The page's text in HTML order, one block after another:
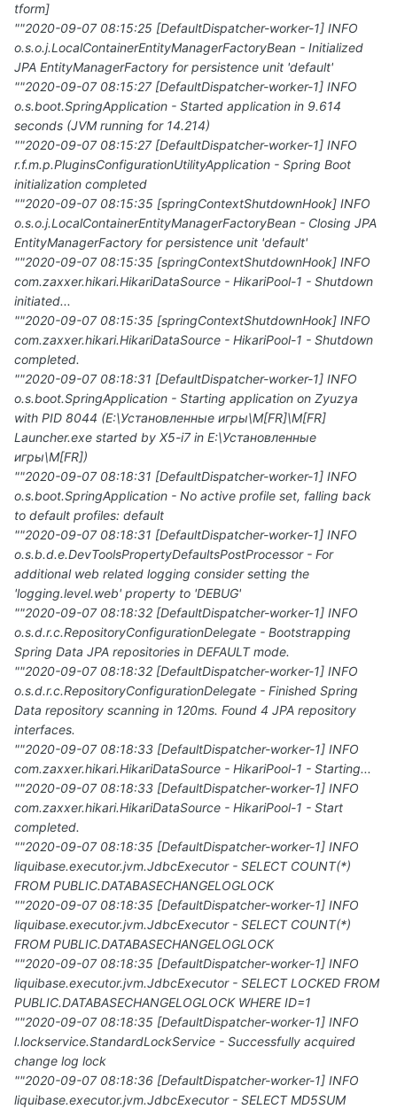
tform]
""2020-09-07 08:15:25 [DefaultDispatcher-worker-1] INFO
o.s.o.j.LocalContainerEntityManagerFactoryBean - Initialized
JPA EntityManagerFactory for persistence unit 'default'
""2020-09-07 08:15:27 [DefaultDispatcher-worker-1] INFO
o.s.boot.SpringApplication - Started application in 9.614
seconds (JVM running for 14.214)
""2020-09-07 08:15:27 [DefaultDispatcher-worker-1] INFO
r.f.m.p.PluginsConfigurationUtilityApplication - Spring Boot
initialization completed
""2020-09-07 08:15:35 [springContextShutdownHook] INFO
o.s.o.j.LocalContainerEntityManagerFactoryBean - Closing JPA
EntityManagerFactory for persistence unit 'default'
""2020-09-07 08:15:35 [springContextShutdownHook] INFO
com.zaxxer.hikari.HikariDataSource - HikariPool-1 - Shutdown
initiated...
""2020-09-07 08:15:35 [springContextShutdownHook] INFO
com.zaxxer.hikari.HikariDataSource - HikariPool-1 - Shutdown
completed.
""2020-09-07 08:18:31 [DefaultDispatcher-worker-1] INFO
o.s.boot.SpringApplication - Starting application on Zyuzya
with PID 8044 (E:\Установленные игры\M[FR]\M[FR]
Launcher.exe started by X5-i7 in E:\Установленные
игры\M[FR])
""2020-09-07 08:18:31 [DefaultDispatcher-worker-1] INFO
o.s.boot.SpringApplication - No active profile set, falling back
to default profiles: default
""2020-09-07 08:18:31 [DefaultDispatcher-worker-1] INFO
o.s.b.d.e.DevToolsPropertyDefaultsPostProcessor - For
additional web related logging consider setting the
'logging.level.web' property to 'DEBUG'
""2020-09-07 08:18:32 [DefaultDispatcher-worker-1] INFO
o.s.d.r.c.RepositoryConfigurationDelegate - Bootstrapping
Spring Data JPA repositories in DEFAULT mode.
""2020-09-07 08:18:32 [DefaultDispatcher-worker-1] INFO
o.s.d.r.c.RepositoryConfigurationDelegate - Finished Spring
Data repository scanning in 120ms. Found 4 JPA repository
interfaces.
""2020-09-07 08:18:33 [DefaultDispatcher-worker-1] INFO
com.zaxxer.hikari.HikariDataSource - HikariPool-1 - Starting...
""2020-09-07 08:18:33 [DefaultDispatcher-worker-1] INFO
com.zaxxer.hikari.HikariDataSource - HikariPool-1 - Start
completed.
""2020-09-07 08:18:35 [DefaultDispatcher-worker-1] INFO
liquibase.executor.jvm.JdbcExecutor - SELECT COUNT(*)
FROM PUBLIC.DATABASECHANGELOGLOCK
""2020-09-07 08:18:35 [DefaultDispatcher-worker-1] INFO
liquibase.executor.jvm.JdbcExecutor - SELECT COUNT(*)
FROM PUBLIC.DATABASECHANGELOGLOCK
""2020-09-07 08:18:35 [DefaultDispatcher-worker-1] INFO
liquibase.executor.jvm.JdbcExecutor - SELECT LOCKED FROM
PUBLIC.DATABASECHANGELOGLOCK WHERE ID=1
""2020-09-07 08:18:35 [DefaultDispatcher-worker-1] INFO
l.lockservice.StandardLockService - Successfully acquired
change log lock
""2020-09-07 08:18:36 [DefaultDispatcher-worker-1] INFO
liquibase.executor.jvm.JdbcExecutor - SELECT MD5SUM